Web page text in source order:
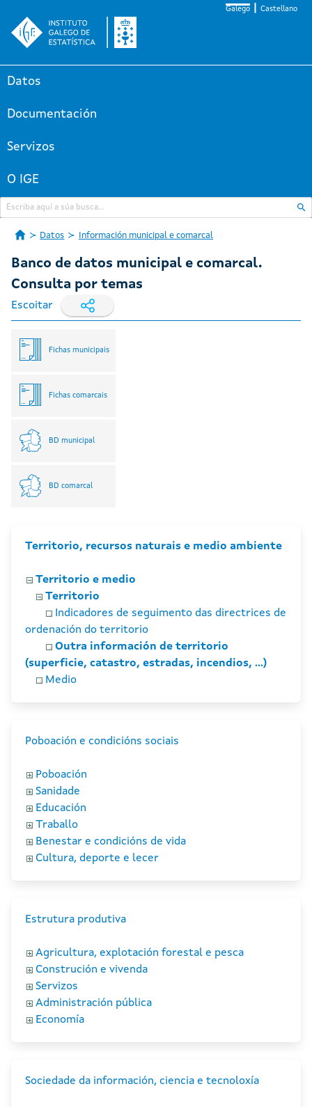
Galego Castellano
Datos
Documentación
Servizos
O IGE
Datos Información municipal e comarcal
Banco de datos municipal e comarcal.
Consulta por temas
Escoitar
Fichas municipais
Fichas comarcais
BD municipal
BD comarcal
Territorio, recursos naturais e medio ambiente
Territorio e medio
Territorio
Indicadores de seguimento das directrices de
ordenación do territorio
Outra información de territorio
(superficie, catastro, estradas, incendios, ...)
Medio
Poboación e condicións sociais
Poboación
Sanidade
Educación
Traballo
Benestar e condicións de vida
Cultura, deporte e lecer
Estrutura produtiva
Agricultura, explotación forestal e pesca
Construción e vivenda
Servizos
Administración pública
Economía
Sociedade da información, ciencia e tecnoloxía